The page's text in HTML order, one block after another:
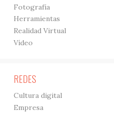
Fotografía
Herramientas
Realidad Virtual
Vídeo
REDES
Cultura digital
Empresa